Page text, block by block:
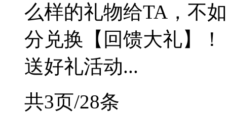
么样的礼物给TA，不
分兑换【回馈大礼】
送好礼活动...
共3页/28条